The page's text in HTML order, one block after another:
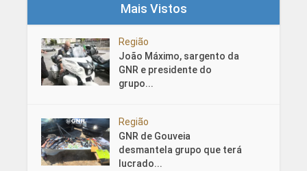
Mais Vistos
Região
João Máximo, sargento da
GNR e presidente do
grupo...
Região
GNR de Gouveia
desmantela grupo que terá
lucrado...